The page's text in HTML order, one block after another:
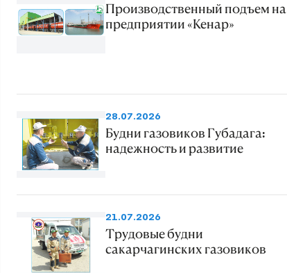
Производственный подъем на
предприятии «Кенар»
28.07.2026
Будни газовиков Губадага:
надежность и развитие
21.07.2026
Трудовые будни
сакарчагинских газовиков